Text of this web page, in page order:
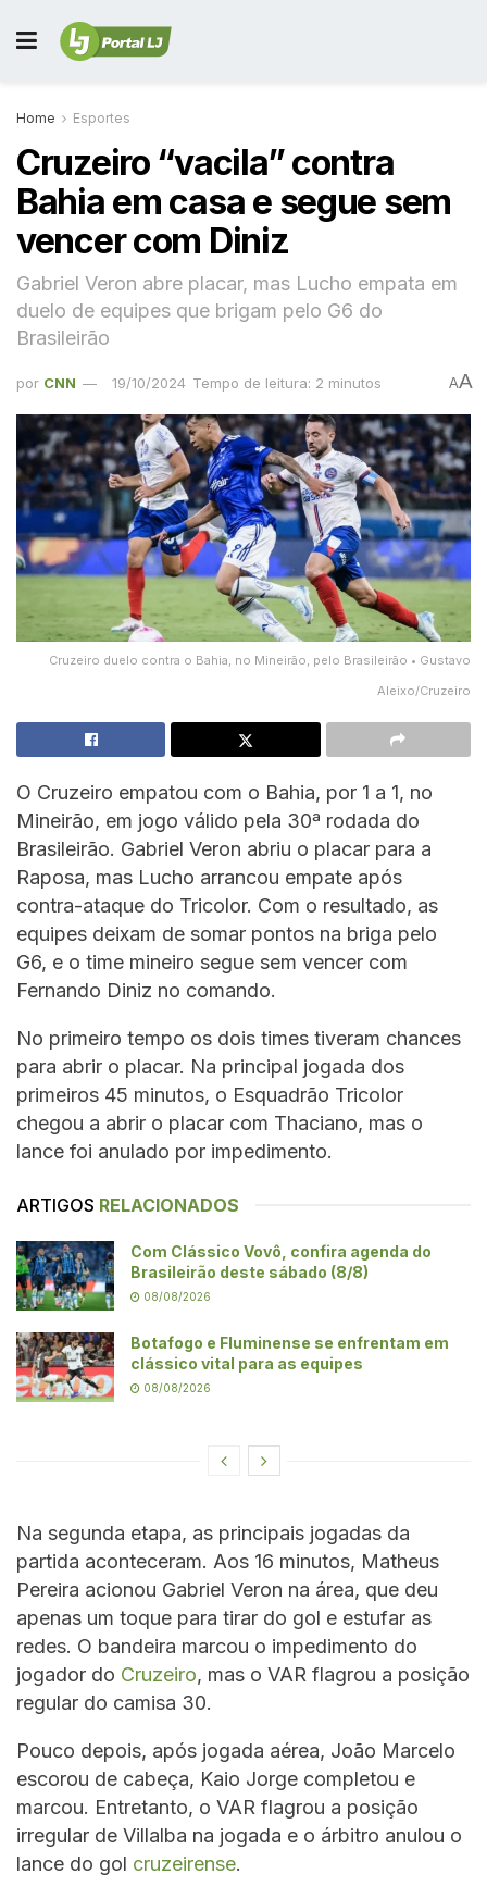
Home Esportes
Cruzeiro “vacila” contra
Bahia em casa e segue sem
vencer com Diniz
Gabriel Veron abre placar, mas Lucho empata em
duelo de equipes que brigam pelo G6 do
Brasileirão
por CNN 19/10/2024 Tempo de leitura: 2 minutos AA
Cruzeiro duelo contra o Bahia, no Mineirão, pelo Brasileirão • Gustavo
Aleixo/Cruzeiro
O Cruzeiro empatou com o Bahia, por 1 a 1, no
Mineirão, em jogo válido pela 30ª rodada do
Brasileirão. Gabriel Veron abriu o placar para a
Raposa, mas Lucho arrancou empate após
contra-ataque do Tricolor. Com o resultado, as
equipes deixam de somar pontos na briga pelo
G6, e o time mineiro segue sem vencer com
Fernando Diniz no comando.
No primeiro tempo os dois times tiveram chances
para abrir o placar. Na principal jogada dos
primeiros 45 minutos, o Esquadrão Tricolor
chegou a abrir o placar com Thaciano, mas o
lance foi anulado por impedimento.
ARTIGOS RELACIONADOS
Com Clássico Vovô, confira agenda do
Brasileirão deste sábado (8/8)
08/08/2026
Botafogo e Fluminense se enfrentam em
clássico vital para as equipes
08/08/2026
Na segunda etapa, as principais jogadas da
partida aconteceram. Aos 16 minutos, Matheus
Pereira acionou Gabriel Veron na área, que deu
apenas um toque para tirar do gol e estufar as
redes. O bandeira marcou o impedimento do
jogador do Cruzeiro, mas o VAR flagrou a posição
regular do camisa 30.
Pouco depois, após jogada aérea, João Marcelo
escorou de cabeça, Kaio Jorge completou e
marcou. Entretanto, o VAR flagrou a posição
irregular de Villalba na jogada e o árbitro anulou o
lance do gol cruzeirense.